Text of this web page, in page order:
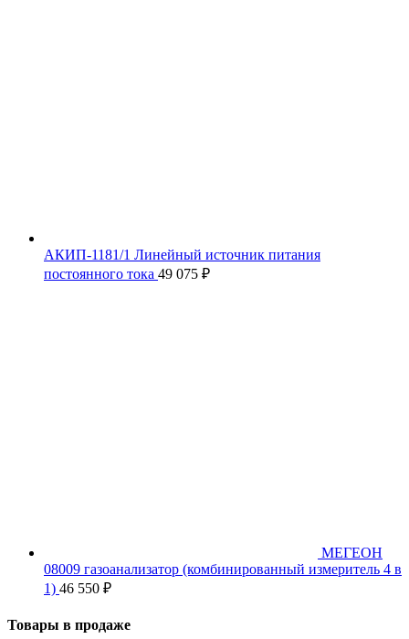
АКИП-1181/1 Линейный источник питания
постоянного тока 49 075 ₽
МЕГЕОН
08009 газоанализатор (комбинированный измеритель 4 в
1) 46 550 ₽
Товары в продаже